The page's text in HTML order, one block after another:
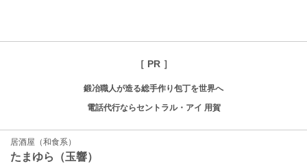
［ PR ］
鍛冶職人が造る総手作り包丁を世界へ
電話代行ならセントラル・アイ 用賀
居酒屋（和食系）
たまゆら（玉響）